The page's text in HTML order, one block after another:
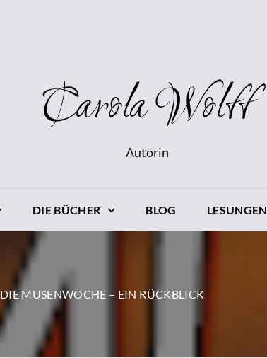
Carola Wolff
Autorin
DIE BÜCHER BLOG LESUNGEN
DIE MUSENWOCHE – EIN RÜCKBLICK